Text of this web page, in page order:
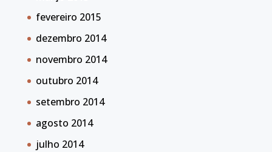
fevereiro 2015
dezembro 2014
novembro 2014
outubro 2014
setembro 2014
agosto 2014
julho 2014